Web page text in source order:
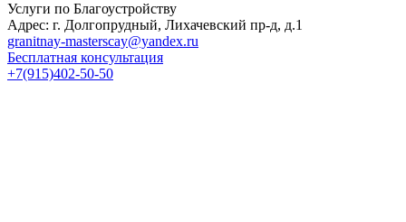
Услуги по Благоустройству
Адрес: г. Долгопрудный, Лихачевский пр-д, д.1
granitnay-masterscay@yandex.ru
Бесплатная консультация
+7(915)402-50-50